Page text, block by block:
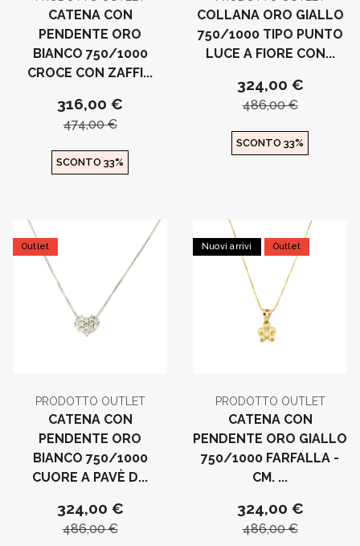
CATENA CON
PENDENTE ORO
BIANCO 750/1000
CROCE CON ZAFFI...
316,00 €
474,00 €
SCONTO 33%
COLLANA ORO GIALLO
750/1000 TIPO PUNTO
LUCE A FIORE CON...
324,00 €
486,00 €
SCONTO 33%
Outlet
PRODOTTO OUTLET
CATENA CON
PENDENTE ORO
BIANCO 750/1000
CUORE A PAVÈ D...
324,00 €
486,00 €
Nuovi arrivi Outlet
PRODOTTO OUTLET
CATENA CON
PENDENTE ORO GIALLO
750/1000 FARFALLA -
CM. ...
324,00 €
486,00 €